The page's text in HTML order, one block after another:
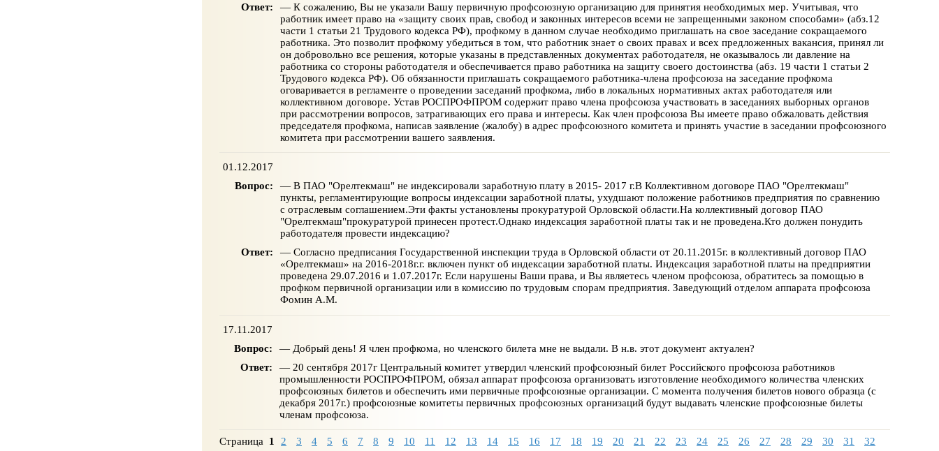
Ответ:
— К сожалению, Вы не указали Вашу первичную профсоюзную организацию для принятия необходимых мер. Учитывая, что
работник имеет право на «защиту своих прав, свобод и законных интересов всеми не запрещенными законом способами» (абз.12
части 1 статьи 21 Трудового кодекса РФ), профкому в данном случае необходимо приглашать на свое заседание сокращаемого
работника. Это позволит профкому убедиться в том, что работник знает о своих правах и всех предложенных вакансия, принял ли
он добровольно все решения, которые указаны в представленных документах работодателя, не оказывалось ли давление на
работника со стороны работодателя и обеспечивается право работника на защиту своего достоинства (абз. 19 части 1 статьи 2
Трудового кодекса РФ). Об обязанности приглашать сокращаемого работника-члена профсоюза на заседание профкома
оговаривается в регламенте о проведении заседаний профкома, либо в локальных нормативных актах работодателя или
коллективном договоре. Устав РОСПРОФПРОМ содержит право члена профсоюза участвовать в заседаниях выборных органов
при рассмотрении вопросов, затрагивающих его права и интересы. Как член профсоюза Вы имеете право обжаловать действия
председателя профкома, написав заявление (жалобу) в адрес профсоюзного комитета и принять участие в заседании профсоюзного
комитета при рассмотрении вашего заявления.
01.12.2017
Вопрос:
— В ПАО "Орелтекмаш" не индексировали заработную плату в 2015- 2017 г.В Коллективном договоре ПАО "Орелтекмаш"
пункты, регламентирующие вопросы индексации заработной платы, ухудшают положение работников предприятия по сравнению
с отраслевым соглашением.Эти факты установлены прокуратурой Орловской области.На коллективный договор ПАО
"Орелтекмаш"прокуратурой принесен протест.Однако индексация заработной платы так и не проведена.Кто должен понудить
работодателя провести индексацию?
Ответ:
— Согласно предписания Государственной инспекции труда в Орловской области от 20.11.2015г. в коллективный договор ПАО
«Орелтекмаш» на 2016-2018г.г. включен пункт об индексации заработной платы. Индексация заработной платы на предприятии
проведена 29.07.2016 и 1.07.2017г. Если нарушены Ваши права, и Вы являетесь членом профсоюза, обратитесь за помощью в
профком первичной организации или в комиссию по трудовым спорам предприятия. Заведующий отделом аппарата профсоюза
Фомин А.М.
17.11.2017
Вопрос:
— Добрый день! Я член профкома, но членского билета мне не выдали. В н.в. этот документ актуален?
Ответ:
— 20 сентября 2017г Центральный комитет утвердил членский профсоюзный билет Российского профсоюза работников
промышленности РОСПРОФПРОМ, обязал аппарат профсоюза организовать изготовление необходимого количества членских
профсоюзных билетов и обеспечить ими первичные профсоюзные организации. С момента получения билетов нового образца (с
декабря 2017г.) профсоюзные комитеты первичных профсоюзных организаций будут выдавать членские профсоюзные билеты
членам профсоюза.
Страница 1 2 3 4 5 6 7 8 9 10 11 12 13 14 15 16 17 18 19 20 21 22 23 24 25 26 27 28 29 30 31 32